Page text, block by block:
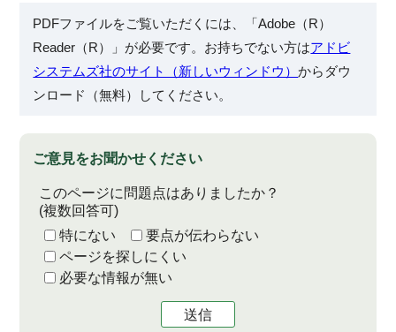
PDFファイルをご覧いただくには、「Adobe（R）
Reader（R）」が必要です。お持ちでない方はアドビ
システムズ社のサイト（新しいウィンドウ）からダウ
ンロード（無料）してください。
ご意見をお聞かせください
このページに問題点はありましたか？
(複数回答可)
特にない
要点が伝わらない
ページを探しにくい
必要な情報が無い
送信